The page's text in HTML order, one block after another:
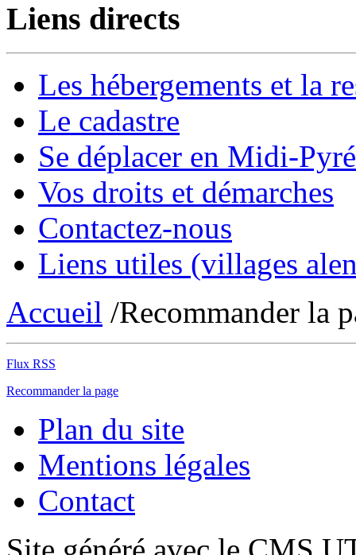
Liens directs
Les hébergements et la
Le cadastre
Se déplacer en Midi-
Vos droits et démarches
Contactez-nous
Liens utiles (villages
Accueil /Recommander la
Flux RSS
Recommander la page
Plan du site
Mentions légales
Contact